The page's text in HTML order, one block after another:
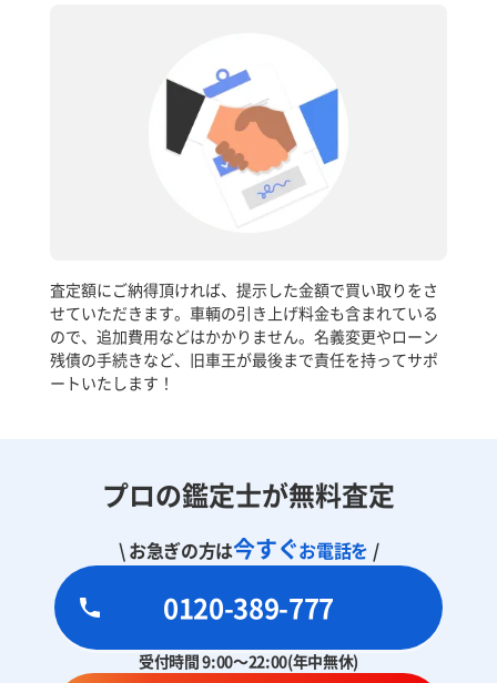
査定額にご納得頂ければ、提示した金額で買い取りをさ
せていただきます。車輌の引き上げ料金も含まれている
ので、追加費用などはかかりません。名義変更やローン
残債の手続きなど、旧車王が最後まで責任を持ってサポ
ートいたします！
プロの鑑定士が無料査定
\ お急ぎの方は今すぐお電話を /
0120-389-777
受付時間 9:00～22:00(年中無休)